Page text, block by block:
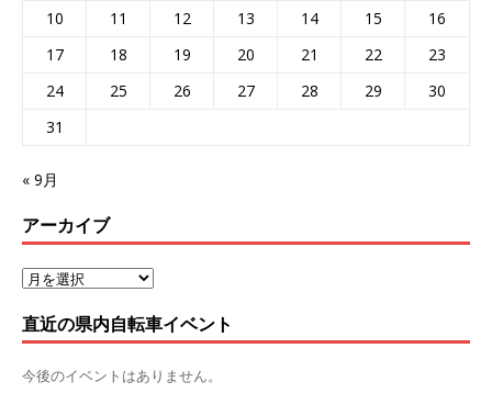
10
11 12 13 14 15
16
17
18 19 20 21 22
23
24
25 26 27 28 29
30
31
« 9月
アーカイブ
直近の県内自転車イベント
今後のイベントはありません。